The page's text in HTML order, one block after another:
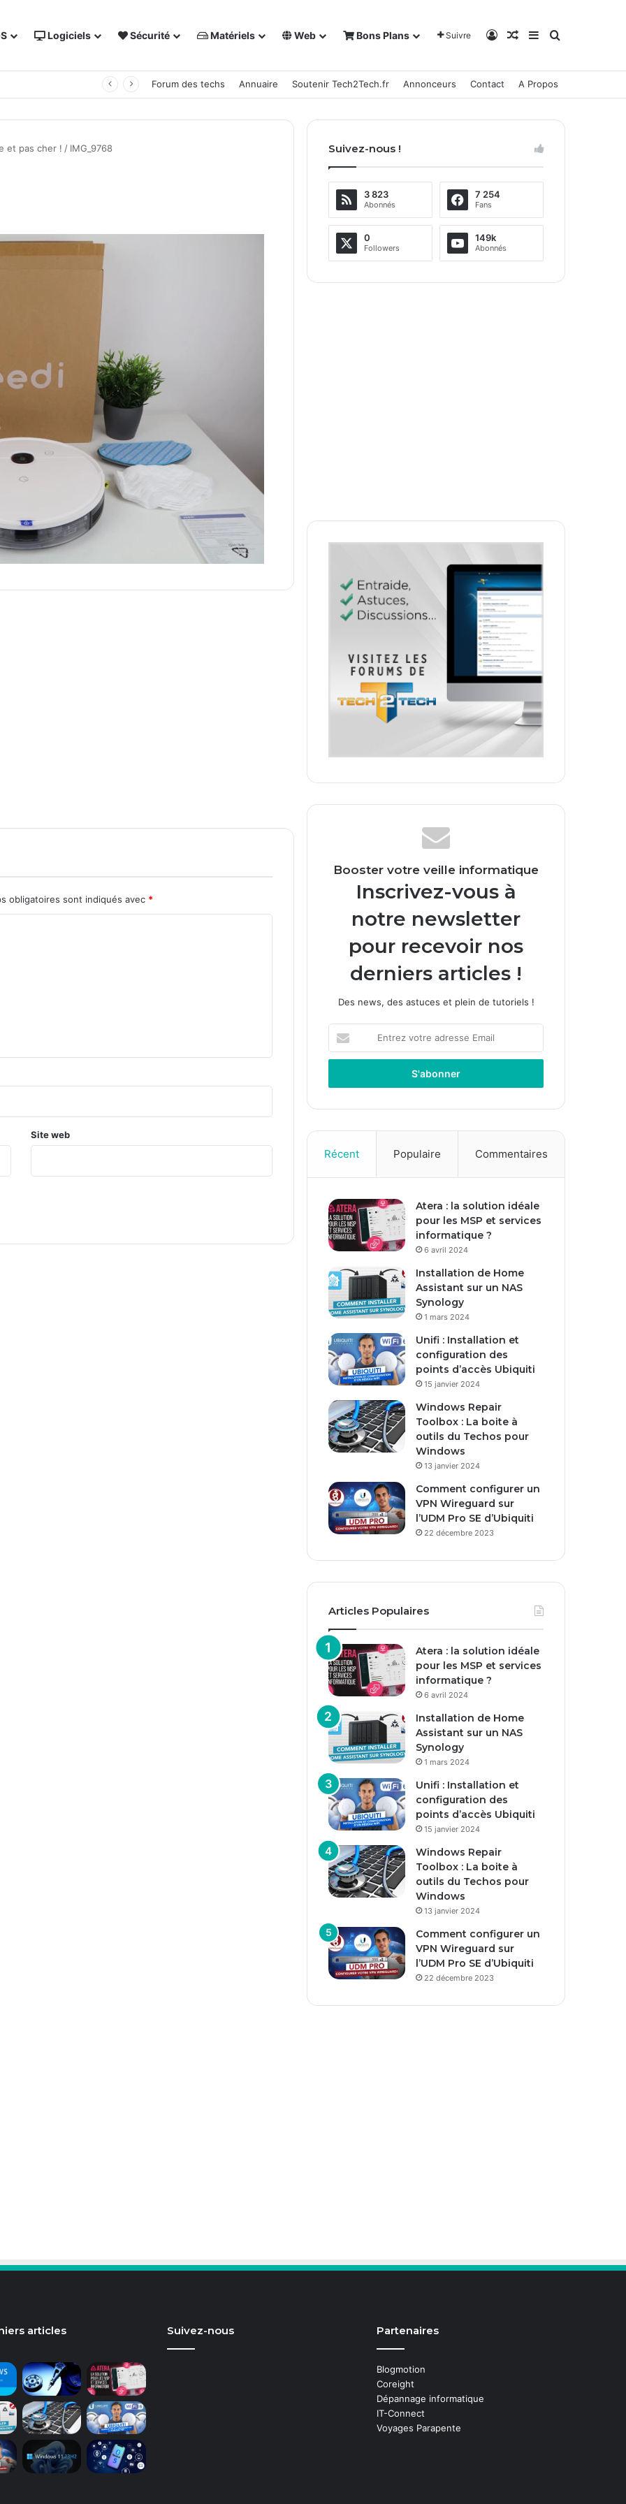
Logiciels Sécurité Matériels Web Bons Plans Suivre Connexion
Article Aléatoire
Sidebar (barre
Rechercher
Synology Forum des techs Annuaire Soutenir Tech2Tech.fr Annonceurs Contact A Propos
et pas cher ! / IMG_9768
obligatoires sont indiqués avec *
Site web
Suivez-nous !
3 823
Abonnés
7 254
Fans
0
Followers
149k
Abonnés
Booster votre veille informatique
Inscrivez-vous à
notre newsletter
pour recevoir nos
derniers articles !
Des news, des astuces et plein de tutoriels !
t
e
o
t
e
d
r
e
s
e
m
i
l
Récent Populaire Commentaires
Atera : la solution idéale
pour les MSP et services
informatique ?
6 avril 2024
Installation de Home
Assistant sur un NAS
Synology
1 mars 2024
Unifi : Installation et
configuration des
points d’accès Ubiquiti
15 janvier 2024
Windows Repair
Toolbox : La boite à
outils du Techos pour
Windows
13 janvier 2024
Comment configurer un
VPN Wireguard sur
l’UDM Pro SE d’Ubiquiti
22 décembre 2023
Articles Populaires
Atera : la solution idéale
pour les MSP et services
informatique ?
6 avril 2024
Installation de Home
Assistant sur un NAS
Synology
1 mars 2024
Unifi : Installation et
configuration des
points d’accès Ubiquiti
15 janvier 2024
Windows Repair
Toolbox : La boite à
outils du Techos pour
Windows
13 janvier 2024
Comment configurer un
VPN Wireguard sur
l’UDM Pro SE d’Ubiquiti
22 décembre 2023
articles Suivez-nous Partenaires
Blogmotion
Coreight
Dépannage informatique
IT-Connect
Voyages Parapente